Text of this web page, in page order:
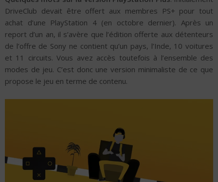
DriveClub devait être offert aux membres PS+ pour tout
achat d’une PlayStation 4 (en octobre dernier). Après un
report d’un an, il s’avère que l’édition offerte aux détenteurs
de l’offre de Sony ne contient qu’un pays, l’Inde, 10 voitures
et 11 circuits. Vous avez accès toutefois à l’ensemble des
modes de jeu. C’est donc une version minimaliste de ce que
propose le jeu en terme de contenu.